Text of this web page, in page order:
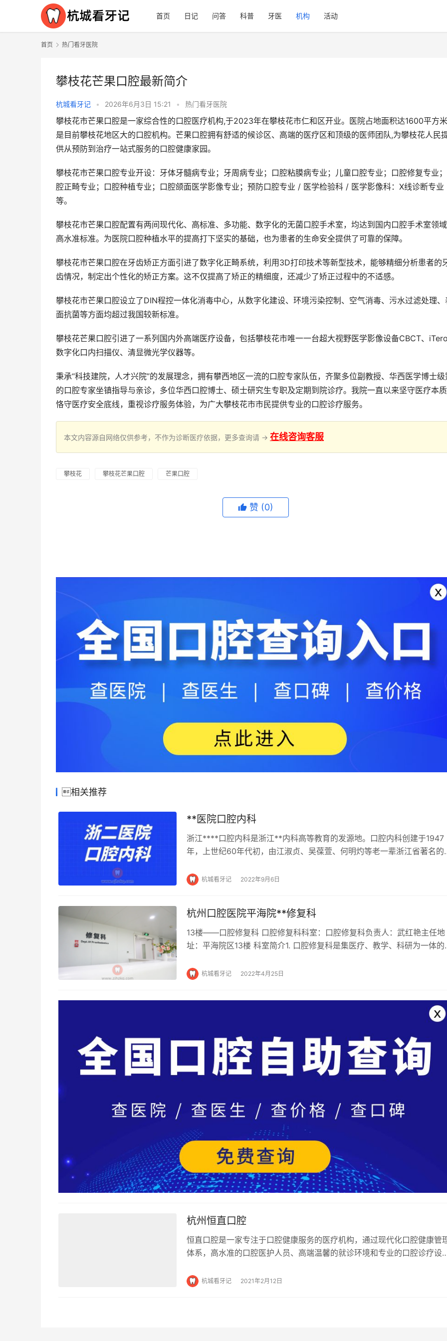
首页 日记 问答 科普 牙医 机构 活动
首页 热门看牙医院
攀枝花芒果口腔最新简介
杭城看牙记 • 2026年6月3日 15:21 • 热门看牙医院
攀枝花市芒果口腔是一家综合性的口腔医疗机构,于2023年在攀枝花市仁和区开业。医院占地面积达1600平方
是目前攀枝花地区大的口腔机构。芒果口腔拥有舒适的候诊区、高端的医疗区和顶级的医师团队,为攀枝花人民
供从预防到治疗一站式服务的口腔健康家园。
攀枝花市芒果口腔专业开设：‌牙体牙髓病专业；牙周病专业；口腔粘膜病专业；儿童口腔专业；口腔修复专业；口
腔正畸专业；口腔种植专业；口腔颌面医学影像专业；预防口腔专业 / 医学检验科 / 医学影像科：X线诊断专业
等。
攀枝花市芒果口腔配置有两间现代化、高标准、多功能、数字化的无菌口腔手术室，均达到国内口腔手术室领
高水准标准。为医院口腔种植水平的提高打下坚实的基础，也为患者的生命安全提供了可靠的保障。
攀枝花市芒果口腔在牙齿矫正方面引进了数字化正畸系统，利用3D打印技术等新型技术，能够精细分析患者的
齿情况，制定出个性化的矫正方案。这不仅提高了矫正的精细度，还减少了矫正过程中的不适感。
攀枝花市芒果口腔设立了DIN程控一体化消毒中心，从数字化建设、环境污染控制、空气消毒、污水过滤处理、
面抗菌等方面均超过我国较新标准。
攀枝花芒果口腔引进了一系列国内外高端医疗设备，包括攀枝花市唯一一台超大视野医学影像设备CBCT、
数字化口内扫描仪、清显微光学仪器等。
秉承“科技建院，人才兴院”的发展理念，拥有攀西地区一流的口腔专家队伍，齐聚多位副教授、华西医学博士级
的口腔专家坐镇指导与亲诊，多位华西口腔博士、硕士研究生专职及定期到院诊疗。我院一直以来坚守医疗本
恪守医疗安全底线，重视诊疗服务体验，为广大攀枝花市市民提供专业的口腔诊疗服务。
本文内容源自网络仅供参考，不作为诊断医疗依据，更多查询请 → 在线咨询客服
攀枝花 攀枝花芒果口腔 芒果口腔
赞 (0)
相关推荐
**医院口腔内科
浙江****口腔内科是浙江**内科高等教育的发源地。口腔内科创建于1947
年，上世纪60年代初，由江淑贞、吴葆萱、何明灼等老一辈浙江省著名的
杭城看牙记 2022年9月6日
杭州口腔医院平海院**修复科
13楼——口腔修复科 口腔修复科科室：口腔修复科负责人：武红艳主任地
址：平海院区13楼 科室简介1. 口腔修复科是集医疗、教学、科研为一体的
杭城看牙记 2022年4月25日
杭州恒直口腔
恒直口腔是一家专注于口腔健康服务的医疗机构，通过现代化口腔健康管
体系，高水准的口腔医护人员、高端温馨的就诊环境和专业的口腔诊疗设
杭城看牙记 2021年2月12日